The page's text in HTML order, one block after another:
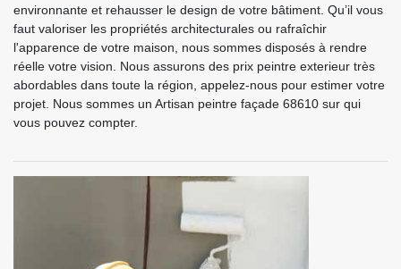
environnante et rehausser le design de votre bâtiment. Qu’il vous
faut valoriser les propriétés architecturales ou rafraîchir
l'apparence de votre maison, nous sommes disposés à rendre
réelle votre vision. Nous assurons des prix peintre exterieur très
abordables dans toute la région, appelez-nous pour estimer votre
projet. Nous sommes un Artisan peintre façade 68610 sur qui
vous pouvez compter.